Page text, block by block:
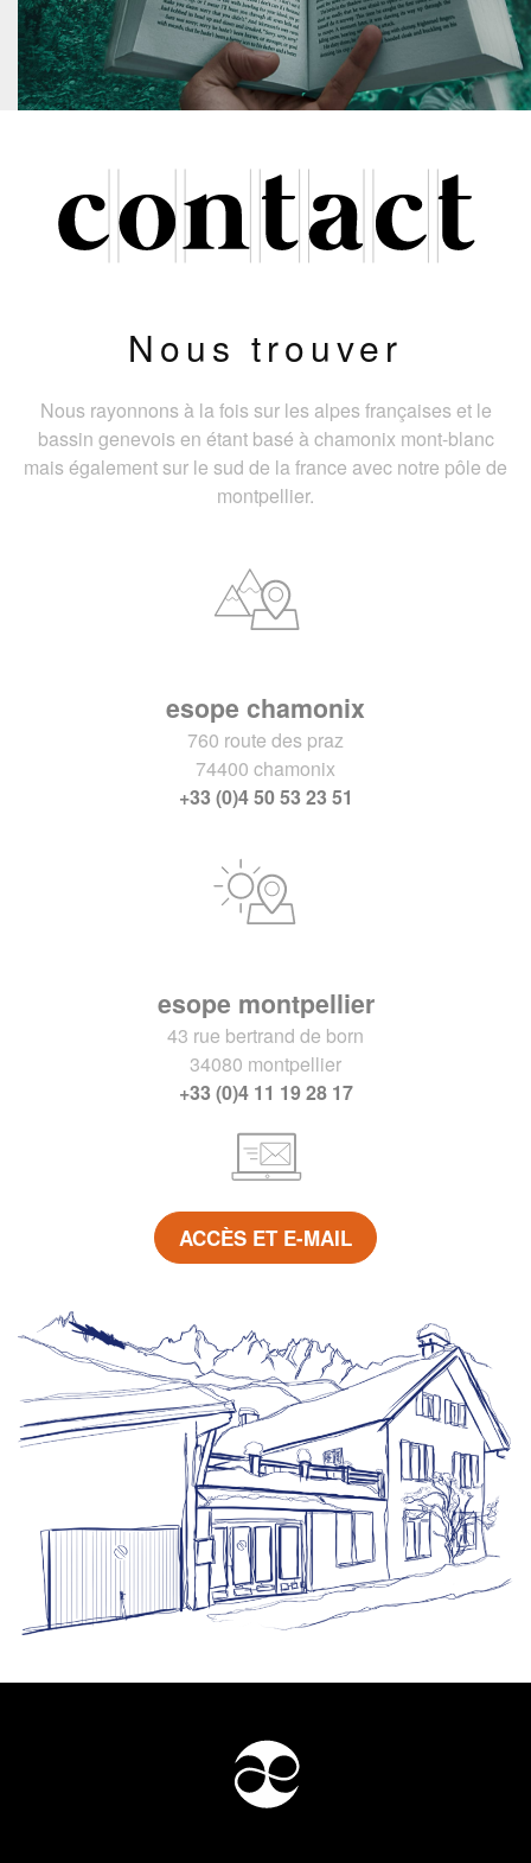
Nous trouver
Nous rayonnons à la fois sur les alpes françaises et le
bassin genevois en étant basé à chamonix mont-blanc
mais également sur le sud de la france avec notre pôle de
montpellier.
esope chamonix
760 route des praz
74400 chamonix
+33 (0)4 50 53 23 51
esope montpellier
43 rue bertrand de born
34080 montpellier
+33 (0)4 11 19 28 17
ACCÈS ET E-MAIL